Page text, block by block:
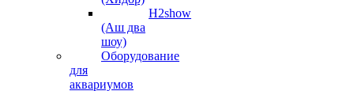
H2show
(Аш два
шоу)
Оборудование
для
аквариумов